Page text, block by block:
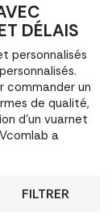
DÉLAIS
personnalisés
commander un
de qualité,
d'un vuarnet
a
FILTRER